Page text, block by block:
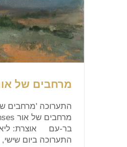
מרחבים של
התערוכה 'מרחבים
בר-עם אוצרת:
התערוכה ביום